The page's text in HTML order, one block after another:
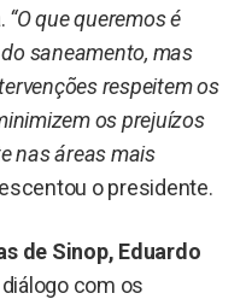
“O que queremos é
saneamento, mas
respeitem os
os prejuízos
nas áreas mais
o presidente.
de Sinop, Eduardo
com os